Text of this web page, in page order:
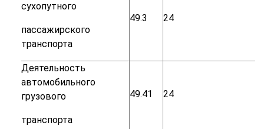
сухопутного
пассажирского
транспорта
49.3 24
Деятельность
автомобильного
грузового
транспорта
49.41 24